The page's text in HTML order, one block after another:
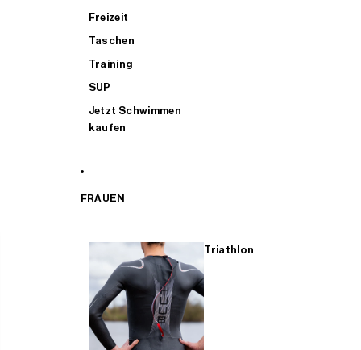
Freizeit
Taschen
Training
SUP
Jetzt Schwimmen
kaufen
FRAUEN
Triathlon